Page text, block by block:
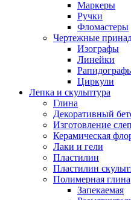
Маркеры
Ручки
Фломастеры
Чертежные
Изографы
Линейки
Циркули
Лепка и скульптура
Глина
Декоративный
Изготовление
Керамическая
Лаки и гели
Пластилин
Пластилин
Полимерная глина
Запекаемая